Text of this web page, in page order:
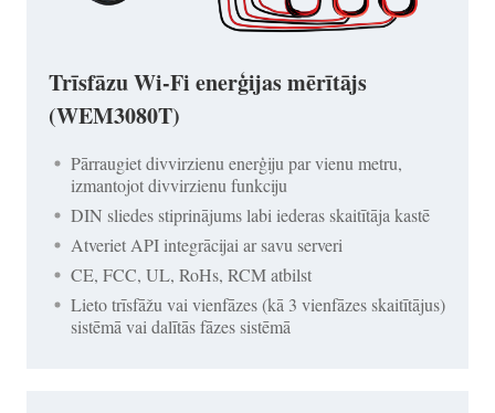
Trīsfāzu Wi-Fi enerģijas mērītājs
(WEM3080T)
Pārraugiet divvirzienu enerģiju par vienu metru,
izmantojot divvirzienu funkciju
DIN sliedes stiprinājums labi iederas skaitītāja kastē
Atveriet API integrācijai ar savu serveri
CE, FCC, UL, RoHs, RCM atbilst
Lieto trīsfāžu vai vienfāzes (kā 3 vienfāzes skaitītājus)
sistēmā vai dalītās fāzes sistēmā